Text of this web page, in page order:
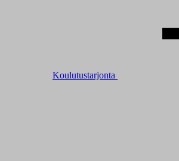
Koulutustarjonta